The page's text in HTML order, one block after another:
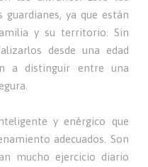
ya que están
y su territorio. Sin
desde una edad
a distinguir entre una
y enérgico que
adecuados. Son
mucho ejercicio diario